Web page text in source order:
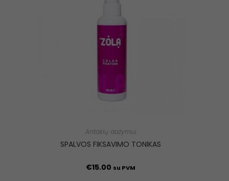
Antakių dažymui
SPALVOS FIKSAVIMO TONIKAS
€15.00 su PVM